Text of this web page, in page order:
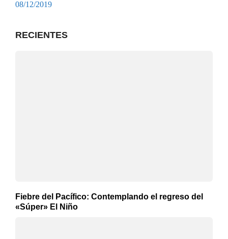
08/12/2019
RECIENTES
Fiebre del Pacífico: Contemplando el regreso del
«Súper» El Niño